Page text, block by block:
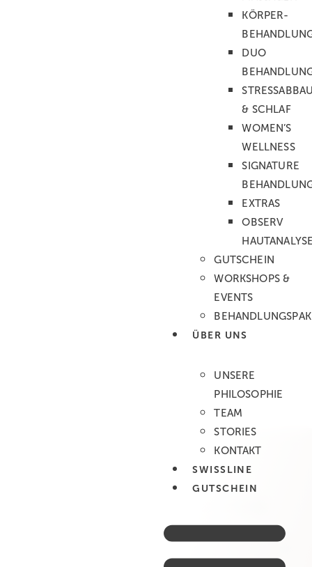
KÖRPER­
DUO
& SCHLAF
WOMEN’S
WELLNESS
SIGNATURE
EXTRAS
OBSERV
GUTSCHEIN
WORKSHOPS &
EVENTS
ÜBER UNS
UNSERE
PHILOSOPHIE
TEAM
STORIES
KONTAKT
SWISSLINE
GUTSCHEIN
Hautbild. Gezielte Booster und LED-Therapie
optimieren die Ergebnisse individuell auf Ihre
Hautbedürfnisse abgestimmt. Die Behandlung
endet mit intensiver Feuchtigkeitspflege und
Antioxidantien für maximale Ausstrahlung und
ABONNIEREN SIE
Erhalten Sie exklusive Einblicke in neue
Behandlungen, Hautpflege-Expertise, Events und